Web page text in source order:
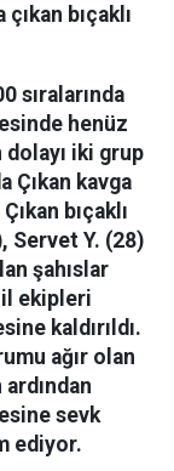
bıçaklı
sıralarında
henüz
iki grup
Çıkan kavga
bıçaklı
Servet Y. (28)
şahıslar
ekipleri
kaldırıldı.
ağır olan
sevk
ediyor.